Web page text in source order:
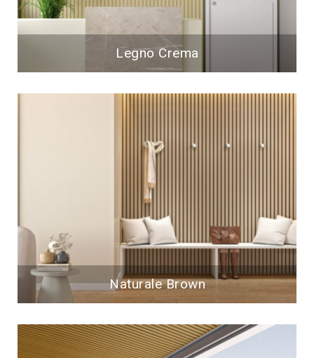
Legno Crema
Naturale Brown